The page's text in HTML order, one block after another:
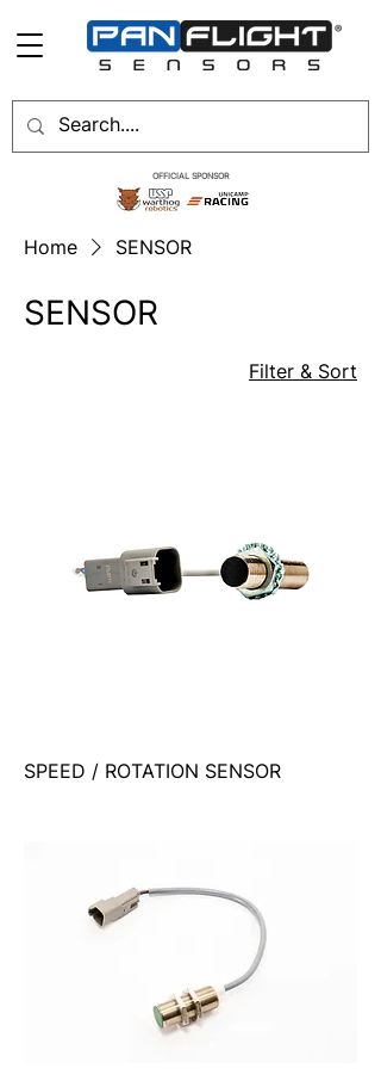
OFFICIAL SPONSOR
Home SENSOR
SENSOR
Filter & Sort
SPEED / ROTATION SENSOR